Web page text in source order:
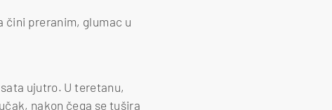
čini preranim, glumac u
sata ujutro. U teretanu,
nakon čega se tušira